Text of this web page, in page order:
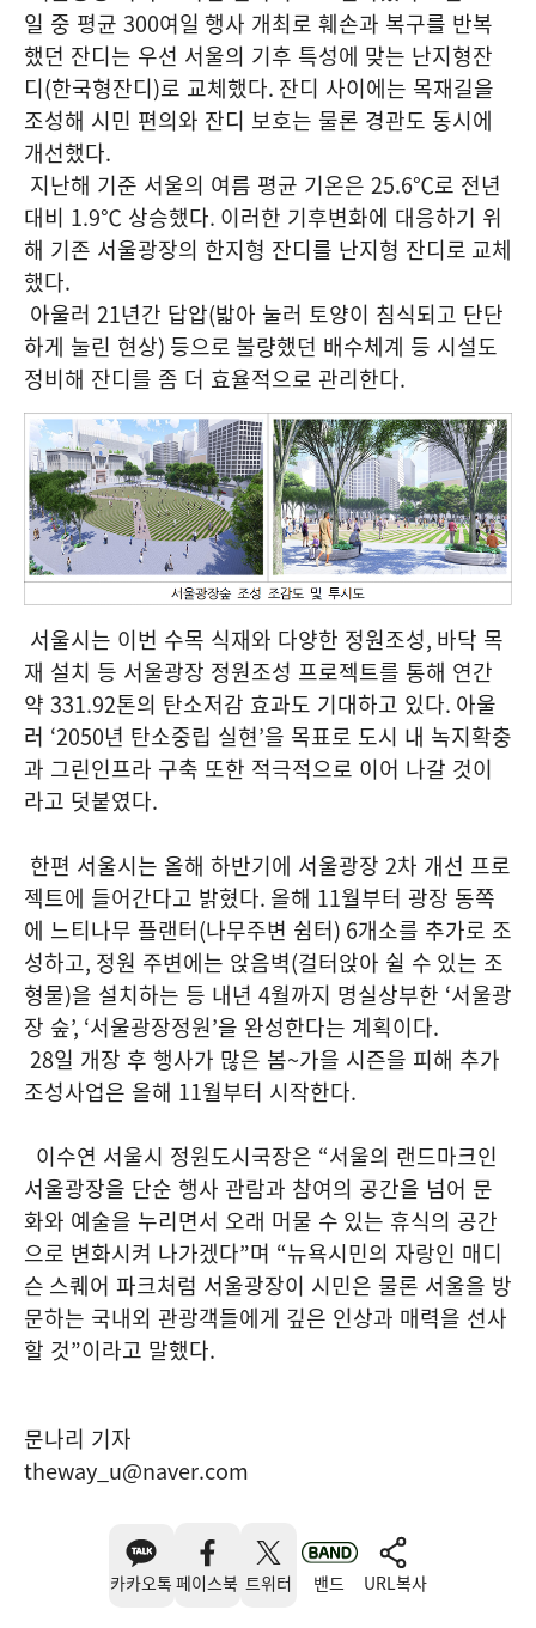
일 중 평균 300여일 행사 개최로 훼손과 복구를 반복
했던 잔디는 우선 서울의 기후 특성에 맞는 난지형잔
디(한국형잔디)로 교체했다. 잔디 사이에는 목재길을
조성해 시민 편의와 잔디 보호는 물론 경관도 동시에
개선했다.
지난해 기준 서울의 여름 평균 기온은 25.6℃로 전년
대비 1.9℃ 상승했다. 이러한 기후변화에 대응하기 위
해 기존 서울광장의 한지형 잔디를 난지형 잔디로 교체
했다.
아울러 21년간 답압(밟아 눌러 토양이 침식되고 단단
하게 눌린 현상) 등으로 불량했던 배수체계 등 시설도
정비해 잔디를 좀 더 효율적으로 관리한다.
서울시는 이번 수목 식재와 다양한 정원조성, 바닥 목
재 설치 등 서울광장 정원조성 프로젝트를 통해 연간
약 331.92톤의 탄소저감 효과도 기대하고 있다. 아울
러 ‘2050년 탄소중립 실현’을 목표로 도시 내 녹지확충
과 그린인프라 구축 또한 적극적으로 이어 나갈 것이
라고 덧붙였다.
한편 서울시는 올해 하반기에 서울광장 2차 개선 프로
젝트에 들어간다고 밝혔다. 올해 11월부터 광장 동쪽
에 느티나무 플랜터(나무주변 쉼터) 6개소를 추가로 조
성하고, 정원 주변에는 앉음벽(걸터앉아 쉴 수 있는 조
형물)을 설치하는 등 내년 4월까지 명실상부한 ‘서울광
장 숲’, ‘서울광장정원’을 완성한다는 계획이다.
28일 개장 후 행사가 많은 봄~가을 시즌을 피해 추가
조성사업은 올해 11월부터 시작한다.
이수연 서울시 정원도시국장은 “서울의 랜드마크인
서울광장을 단순 행사 관람과 참여의 공간을 넘어 문
화와 예술을 누리면서 오래 머물 수 있는 휴식의 공간
으로 변화시켜 나가겠다”며 “뉴욕시민의 자랑인 매디
슨 스퀘어 파크처럼 서울광장이 시민은 물론 서울을 방
문하는 국내외 관광객들에게 깊은 인상과 매력을 선사
할 것”이라고 말했다.
문나리 기자
theway_u@naver.com
카카오톡 페이스북 트위터 밴드 URL복사